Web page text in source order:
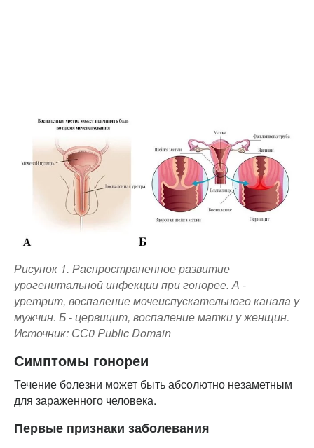
Рисунок 1. Распространенное развитие
урогенитальной инфекции при гонорее. А -
уретрит, воспаление мочеиспускательного канала у
мужчин. Б - цервицит, воспаление матки у женщин.
Источник: СС0 Public Domain
Симптомы гонореи
Течение болезни может быть абсолютно незаметным
для зараженного человека.
Первые признаки заболевания